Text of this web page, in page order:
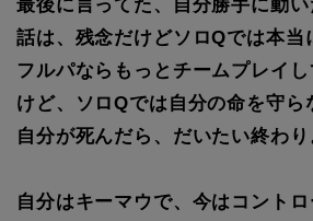
最後に言ってた、自分勝手に動い
話は、残念だけどソロQでは本当
フルパならもっとチームプレイ
けど、ソロQでは自分の命を守ら
自分が死んだら、だいたい終わり
自分はキーマウで、今はコント